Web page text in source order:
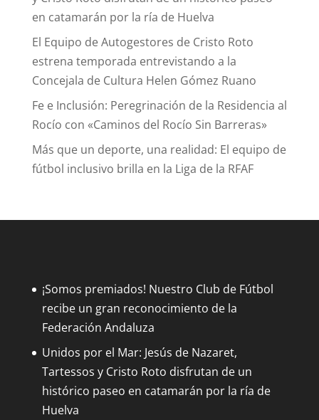
en catamarán por la ría de Huelva
El Equipo de Autogestores de Cristo Roto
estrena temporada entrevistando a la
Concejala de Cultura Helen Gómez Ruano
Fe e Inclusión: Peregrinación de la Residencia al
Rocío con «Caminos del Rocío Sin Barreras»
Más que un deporte, una realidad: El equipo de
fútbol inclusivo brilla en la Liga de la RFAF
¡Somos premiados! Nuestro Club de Fútbol
recibe un gran reconocimiento de la
Federación Andaluza
Unidos por el Mar: Jesús de Nazaret,
Tartessos y Cristo Roto disfrutan de un
histórico paseo en catamarán por la ría de
Huelva